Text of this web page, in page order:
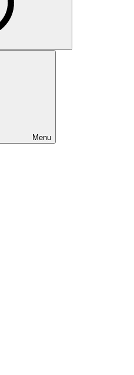
Menu